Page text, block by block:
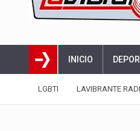
INICIO
LGBTI LAVIBRANTE